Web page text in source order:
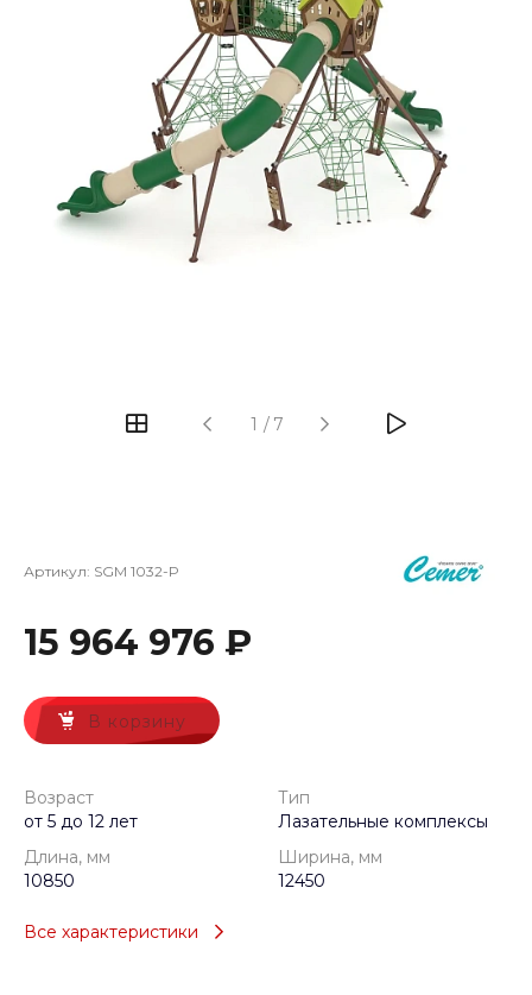
1 / 7
Артикул: SGM 1032-P
15 964 976 ₽
В корзину
Возраст
от 5 до 12 лет
Тип
Лазательные комплексы
Длина, мм
10850
Ширина, мм
12450
Все характеристики